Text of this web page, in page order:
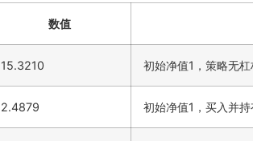
数值
15.3210 初始净值1，策略无
2.4879 初始净值1，买入并